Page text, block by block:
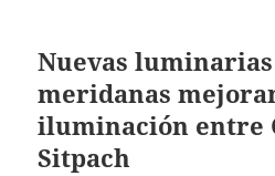
Nuevas
meridanas
iluminación entre
Sitpach